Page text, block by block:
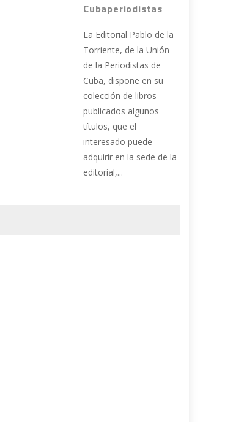
Cubaperiodistas
La Editorial Pablo de la
Torriente, de la Unión
de la Periodistas de
Cuba, dispone en su
colección de libros
publicados algunos
títulos, que el
interesado puede
adquirir en la sede de la
editorial,...